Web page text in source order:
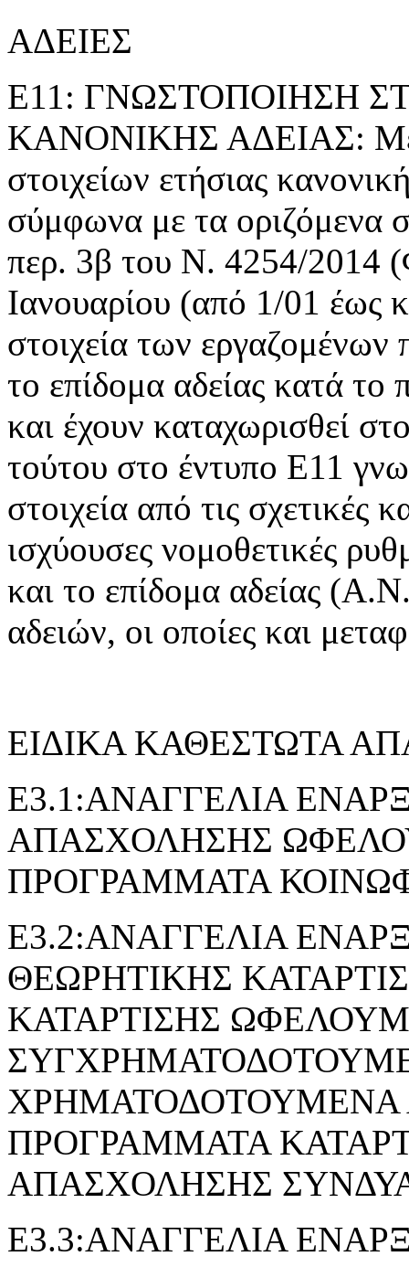
ΑΔΕΙΕΣ
Ε11: ΓΝΩΣΤΟΠΟΙΗΣΗ
ΚΑΝΟΝΙΚΗΣ ΑΔΕΙΑΣ: Με
στοιχείων ετήσιας
σύμφωνα με τα
περ. 3β του Ν. 4254/2014
Ιανουαρίου (από 1/01 έως
στοιχεία των εργαζομένων
το επίδομα αδείας κατά το
και έχουν καταχωρισθεί
τούτου στο έντυπο Ε11
στοιχεία από τις σχετικές
ισχύουσες νομοθετικές
και το επίδομα αδείας
αδειών, οι οποίες και
ΕΙΔΙΚΑ ΚΑΘΕΣΤΩΤΑ
E3.1:ΑΝΑΓΓΕΛΙΑ
ΑΠΑΣΧΟΛΗΣΗΣ
ΠΡΟΓΡΑΜΜΑΤΑ
Ε3.2:ΑΝΑΓΓΕΛΙΑ
ΘΕΩΡΗΤΙΚΗΣ
ΚΑΤΑΡΤΙΣΗΣ
ΧΡΗΜΑΤΟΔΟΤΟΥΜΕΝΑ
ΠΡΟΓΡΑΜΜΑΤΑ
ΑΠΑΣΧΟΛΗΣΗΣ
Ε3.3:ΑΝΑΓΓΕΛΙΑ